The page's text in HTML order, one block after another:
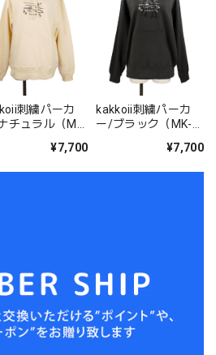
刺繍パーカ
チュラル（MK-
¥7,700
kakkoii刺繍パーカ
ー/ブラック（MK-
¥7,700